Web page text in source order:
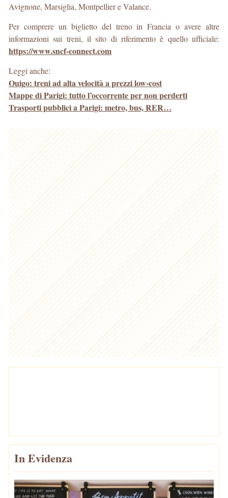
Avignone, Marsiglia, Montpellier e Valance.
Per comprere un biglietto del treno in Francia o avere altre
informazioni sui treni, il sito di riferimento è quello ufficiale:
https://www.sncf-connect.com
Leggi anche:
Ouigo: treni ad alta velocità a prezzi low-cost
Mappe di Parigi: tutto l’occorrente per non perderti
Trasporti pubblici a Parigi: metro, bus, RER…
In Evidenza